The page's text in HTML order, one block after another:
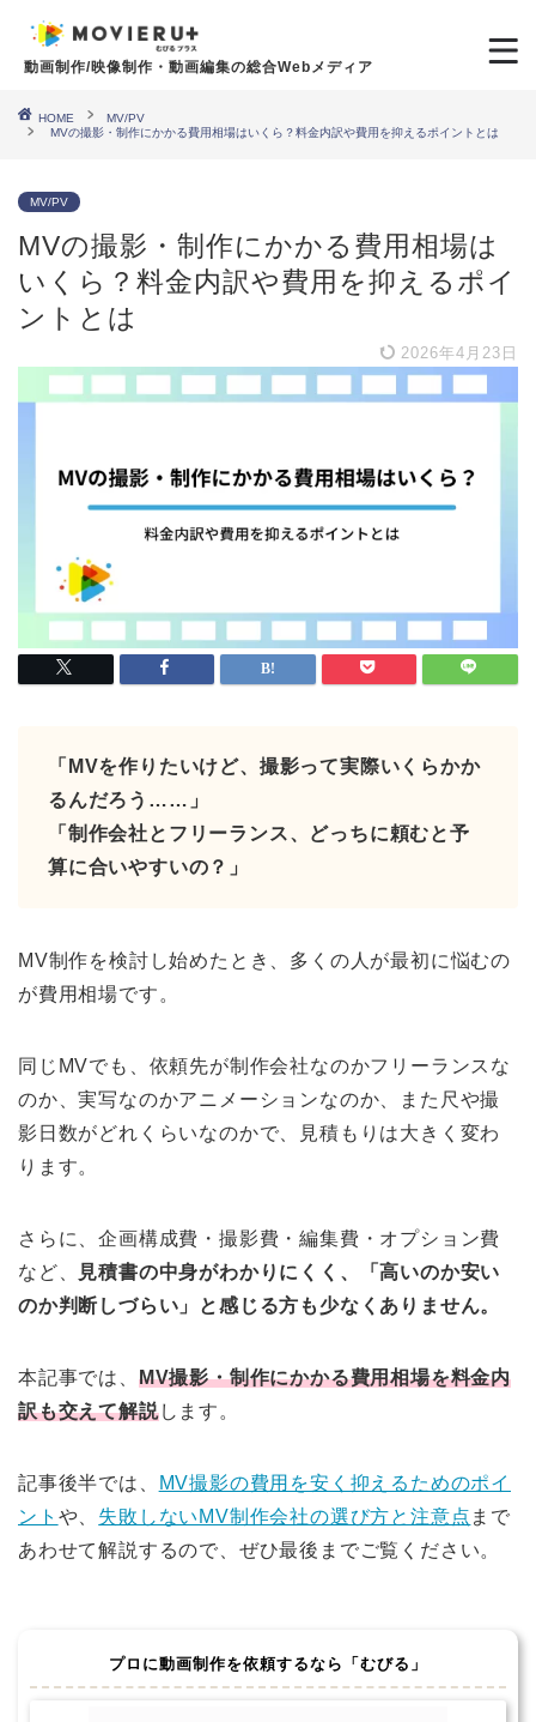
動画制作/映像制作・動画編集の総合Webメディア
HOME
MV/PV
MVの撮影・制作にかかる費用相場はいくら？料金内訳や費用を抑えるポイントとは
MV/PV
MVの撮影・制作にかかる費用相場は
いくら？料金内訳や費用を抑えるポイ
ントとは
2026年4月23日
「MVを作りたいけど、撮影って実際いくらかか
るんだろう……」
「制作会社とフリーランス、どっちに頼むと予
算に合いやすいの？」
MV制作を検討し始めたとき、多くの人が最初に悩むの
が費用相場です。
同じMVでも、依頼先が制作会社なのかフリーランスな
のか、実写なのかアニメーションなのか、また尺や撮
影日数がどれくらいなのかで、見積もりは大きく変わ
ります。
さらに、企画構成費・撮影費・編集費・オプション費
など、
見積書の中身がわかりにくく、「高いのか安い
のか判断しづらい」と感じる方も少なくありません。
本記事では、 MV撮影・制作にかかる費用相場を料金内
訳も交えて解説します。
記事後半では、
MV撮影の費用を安く抑えるためのポイ
ント や、 失敗しないMV制作会社の選び方と注意点 まで
あわせて解説するので、ぜひ最後までご覧ください。
プロに動画制作を依頼するなら「むびる」